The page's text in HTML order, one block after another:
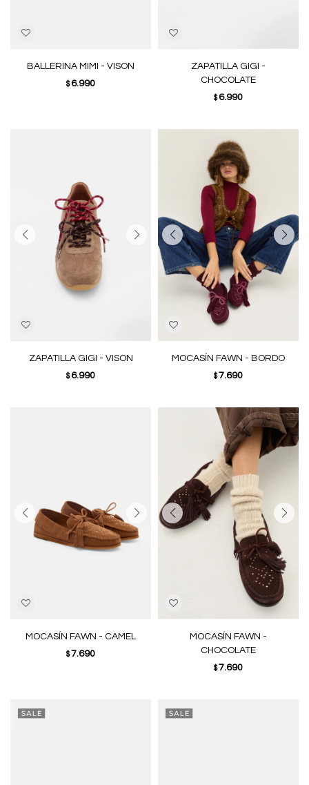
BALLERINA MIMI - VISON
$ 6.990
ZAPATILLA GIGI -
CHOCOLATE
$ 6.990
ZAPATILLA GIGI - VISON
$ 6.990
MOCASÍN FAWN - BORDO
$7.690
MOCASÍN FAWN - CAMEL
$7.690
MOCASÍN FAWN -
CHOCOLATE
$7.690